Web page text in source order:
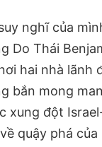
nghĩ của
Do Thái
hai nhà lãnh
bắn mong
xung đột
quậy phá của